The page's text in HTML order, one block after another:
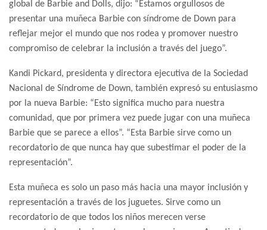
global de Barbie and Dolls, dijo: “Estamos orgullosos de
presentar una muñeca Barbie con síndrome de Down para
reflejar mejor el mundo que nos rodea y promover nuestro
compromiso de celebrar la inclusión a través del juego”.
Kandi Pickard, presidenta y directora ejecutiva de la Sociedad
Nacional de Síndrome de Down, también expresó su entusiasmo
por la nueva Barbie: “Esto significa mucho para nuestra
comunidad, que por primera vez puede jugar con una muñeca
Barbie que se parece a ellos”. “Esta Barbie sirve como un
recordatorio de que nunca hay que subestimar el poder de la
representación”.
Esta muñeca es solo un paso más hacia una mayor inclusión y
representación a través de los juguetes. Sirve como un
recordatorio de que todos los niños merecen verse